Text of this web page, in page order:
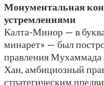
Монументальная
устремлениями
Калта-Минор — в
минарет» — был
правления
Хан, амбициозный
стратегическим